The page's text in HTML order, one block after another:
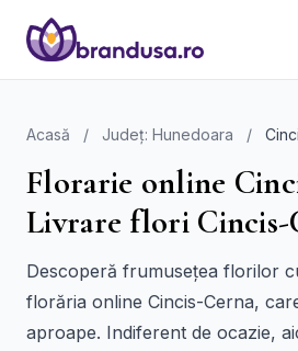
Acasă / Județ: Hunedoara /
Florarie online
Livrare flori Cincis-
Descoperă frumusețea florilor
florăria online Cincis-Cerna,
aproape. Indiferent de ocazie,